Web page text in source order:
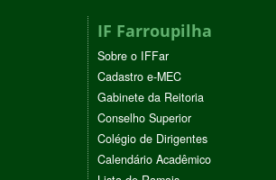
IF Farroupilha
Sobre o IFFar
Cadastro e-MEC
Gabinete da Reitoria
Conselho Superior
Colégio de Dirigentes
Calendário Acadêmico